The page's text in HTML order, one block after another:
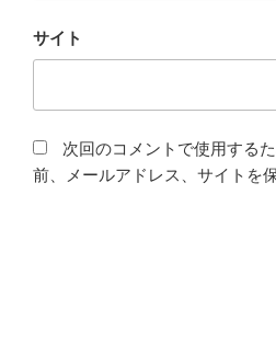
サイト
次回のコメントで使用する
前、メールアドレス、サイトを